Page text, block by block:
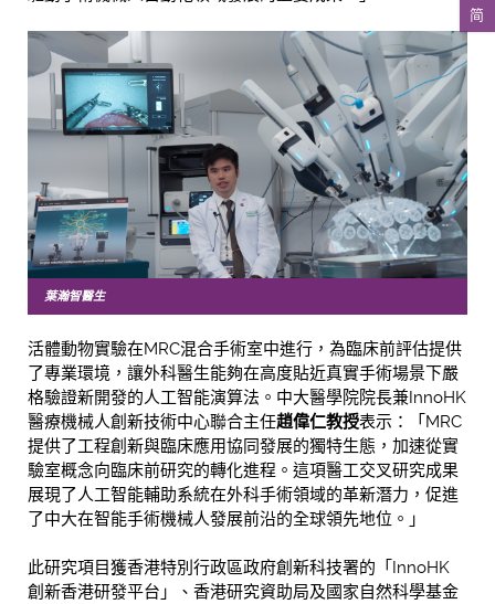
简
葉瀚智醫生
活體動物實驗在MRC混合手術室中進行，為臨床前評估提供
了專業環境，讓外科醫生能夠在高度貼近真實手術場景下嚴
格驗證新開發的人工智能演算法。中大醫學院院長兼InnoHK
醫療機械人創新技術中心聯合主任趙偉仁教授表示：「MRC
提供了工程創新與臨床應用協同發展的獨特生態，加速從實
驗室概念向臨床前研究的轉化進程。這項醫工交叉研究成果
展現了人工智能輔助系統在外科手術領域的革新潛力，促進
了中大在智能手術機械人發展前沿的全球領先地位。」
此研究項目獲香港特別行政區政府創新科技署的「InnoHK
創新香港研發平台」、香港研究資助局及國家自然科學基金